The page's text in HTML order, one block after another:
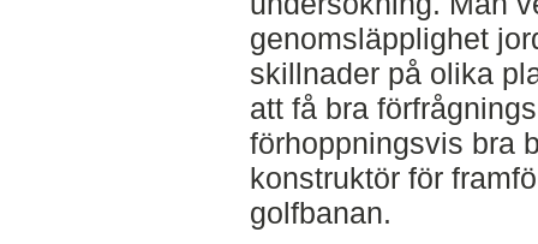
genomsläpplighet
skillnader på olika
att få bra
förhoppningsvis bra
konstruktör för
golfbanan.